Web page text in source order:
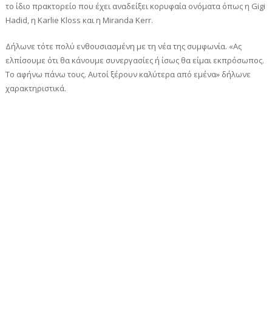
το ίδιο πρακτορείο που έχει αναδείξει κορυφαία ονόματα όπως η Gigi
Hadid, η Karlie Kloss και η Miranda Kerr.
Δήλωνε τότε πολύ ενθουσιασμένη με τη νέα της συμφωνία. «Ας
ελπίσουμε ότι θα κάνουμε συνεργασίες ή ίσως θα είμαι εκπρόσωπος.
Το αφήνω πάνω τους. Αυτοί ξέρουν καλύτερα από εμένα» δήλωνε
χαρακτηριστικά.